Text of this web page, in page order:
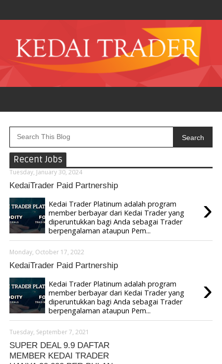
Search
Recent Jobs
Tuesday, January 30, 2024
KedaiTrader Paid Partnership
›
Kedai Trader Platinum adalah program
member berbayar dari Kedai Trader yang
diperuntukkan bagi Anda sebagai Trader
berpengalaman ataupun Pem...
Monday, October 17, 2022
KedaiTrader Paid Partnership
›
Kedai Trader Platinum adalah program
member berbayar dari Kedai Trader yang
diperuntukkan bagi Anda sebagai Trader
berpengalaman ataupun Pem...
Tuesday, September 7, 2021
SUPER DEAL 9.9 DAFTAR
MEMBER KEDAI TRADER